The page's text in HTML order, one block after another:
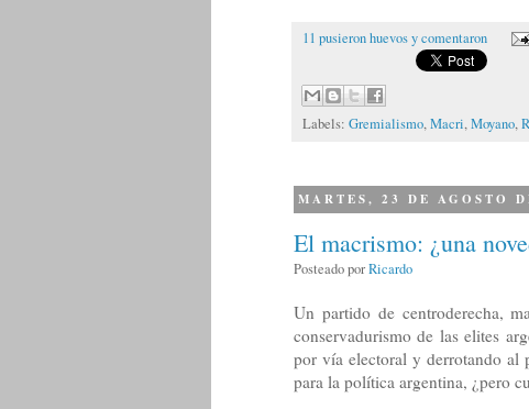
11 pusieron huevos y comentaron
Labels: Gremialismo,Macri,Moyano,
MARTES, 23 DE AGOSTO
El macrismo: ¿una
Posteado porRicardo
Un partido de centroderecha,
conservadurismo de las elites
por vía electoral y derrotando al
para la política argentina, ¿pero